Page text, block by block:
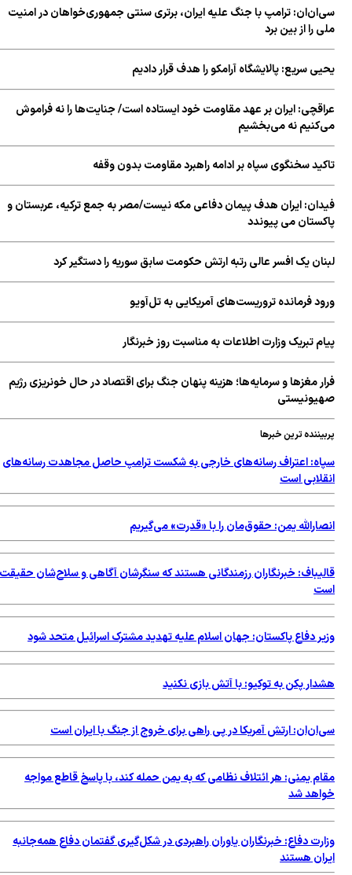
سی‌ان‌ان: ترامپ با جنگ علیه ایران، برتری سنتی جمهوری‌خواهان در امنیت
ملی را از بین برد
یحیی سریع: پالایشگاه آرامکو را هدف قرار دادیم
عراقچی: ایران بر عهد مقاومت خود ایستاده است/ جنایت‌ها را نه فراموش
می‌کنیم نه می‌بخشیم
تاکید سخنگوی سپاه بر ادامه راهبرد مقاومت بدون وقفه
فیدان: ایران هدف پیمان دفاعی مکه نیست/مصر به جمع ترکیه، عربستان و
پاکستان می پیوندد
لبنان یک افسر عالی رتبه ارتش حکومت سابق سوریه را دستگیر کرد
ورود فرمانده تروریست‌های آمریکایی به تل‌آویو
پیام تبریک وزارت اطلاعات به مناسبت روز خبرنگار
فرار مغزها و سرمایه‌ها؛ هزینه پنهان جنگ برای اقتصاد در حال خونریزی رژیم
صهیونیستی
پربیننده ترین خبرها
سپاه: اعتراف رسانه‌های خارجی به شکست ترامپ حاصل مجاهدت رسانه‌های
انقلابی است
انصارالله یمن: حقوق‌مان را با «قدرت» می‌گیریم
قالیباف: خبرنگاران رزمندگانی هستند که سنگرشان آگاهی و سلاح‌شان حقیقت
است
وزیر دفاع پاکستان: جهان اسلام علیه تهدید مشترک اسرائیل متحد شود
هشدار پکن به توکیو: با آتش بازی نکنید
سی‌ان‌ان: ارتش آمریکا در پی راهی برای خروج از جنگ با ایران است
مقام یمنی: هر ائتلاف نظامی که به یمن حمله کند، با پاسخ قاطع مواجه
خواهد شد
وزارت دفاع: خبرنگاران یاوران راهبردی در شکل‌گیری گفتمان دفاع همه‌جانبه
ایران هستند